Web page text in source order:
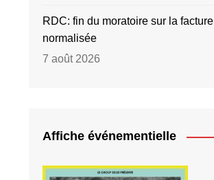
RDC: fin du moratoire sur la facture
normalisée
7 août 2026
Affiche événementielle